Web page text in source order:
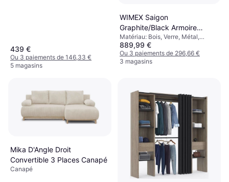
439 €
Ou 3 paiements de 146,33 €
5 magasins
WIMEX Saigon
Graphite/Black Armoire
270x210cm
Matériau: Bois, Verre, Métal,
Couleur: Gris,Solutions de
Stockage: Portes Coulissantes,
Tiroirs Coulissants
889,99 €
Ou 3 paiements de 296,66 €
3 magasins
Mika D'Angle Droit
Convertible 3 Places Canapé
Canapé